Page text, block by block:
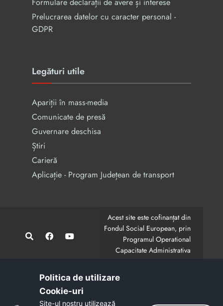
Prelucrarea datelor cu caracter personal -
GDPR
Legături utile
Apariții în mass-media
Comunicate de presă
Guvernare deschisa
Știri
Carieră
Aplicație - Program Județean de transport
Acest site este cofinanțat din
Fondul Social European, prin
Programul Operational
Capacitate Administrativa
CodMySmis/Sipoca: 128880/652;
Conținutul acestui site web nu reprezintă în mod
Politica de utilizare
Cookie-uri‎
Site-ul nostru utilizează